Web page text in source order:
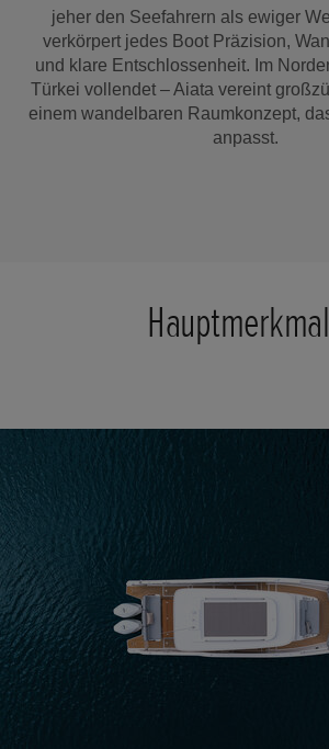
jeher den Seefahrern als ewiger
verkörpert jedes Boot Präzision,
und klare Entschlossenheit. Im
Türkei vollendet – Aiata vereint
einem wandelbaren Raumkonzept,
anpasst.